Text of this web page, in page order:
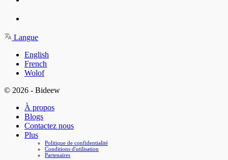
Langue
English
French
Wolof
© 2026 - Bideew
À propos
Blogs
Contactez nous
Plus
Politique de confidentialité
Conditions d'utilisation
Partenaires